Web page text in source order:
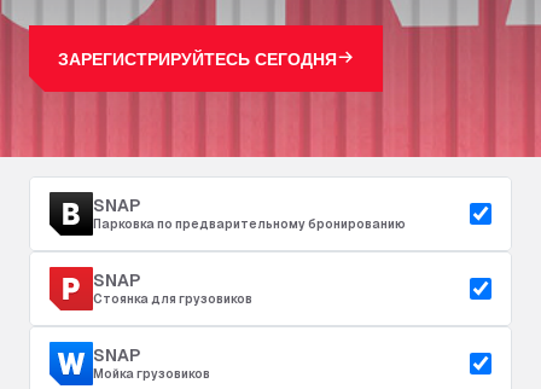
ЗАРЕГИСТРИРУЙТЕСЬ СЕГОДНЯ
SNAP
Парковка по предварительному бронированию
SNAP
Стоянка для грузовиков
SNAP
Мойка грузовиков